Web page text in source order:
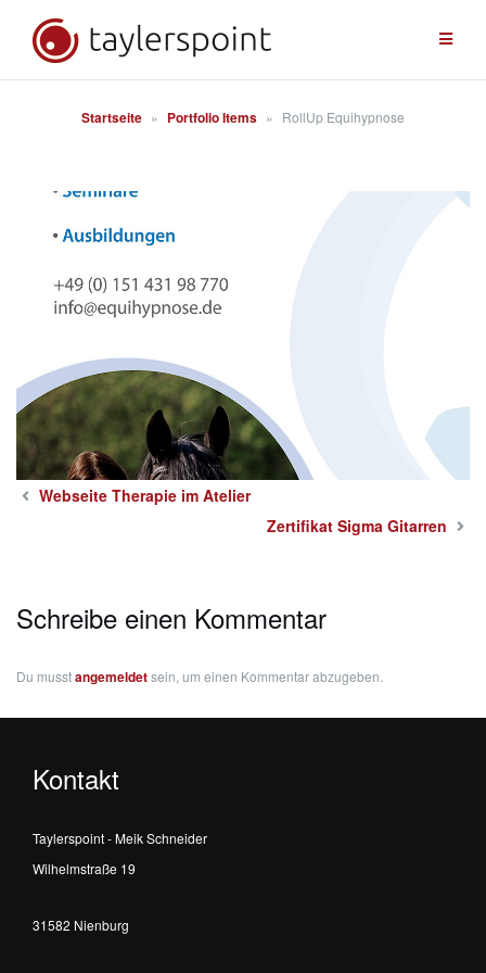
Inhalt
springen
Startseite » Portfolio Items » RollUp Equihypnose
Webseite Therapie im Atelier
Zertifikat Sigma Gitarren
Schreibe einen Kommentar
Du musstangemeldetsein, um einen Kommentar abzugeben.
Kontakt
Taylerspoint - Meik Schneider
Wilhelmstraße 19
31582 Nienburg